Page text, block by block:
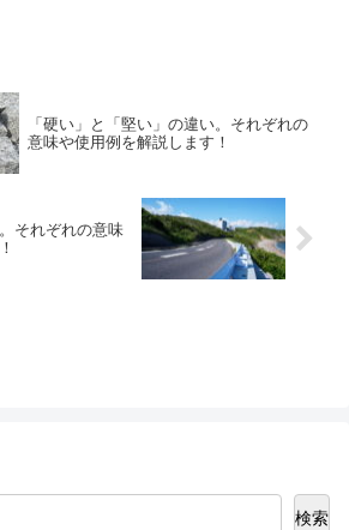
「硬い」と「堅い」の違い。それぞれの
意味や使用例を解説します！
それぞれの意味
検索